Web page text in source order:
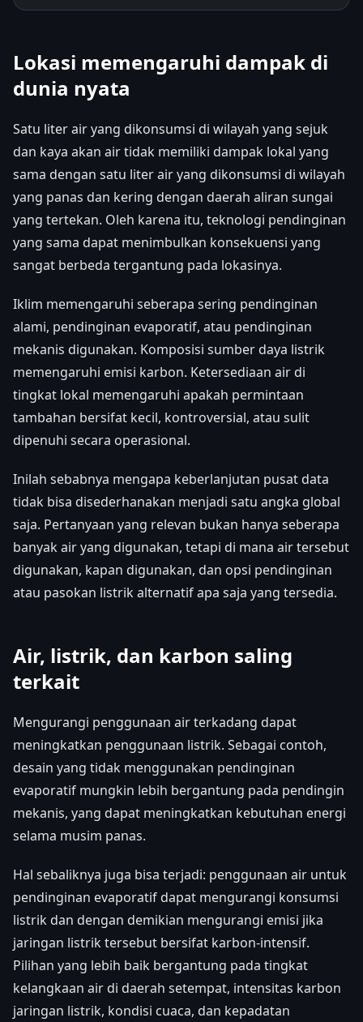
Lokasi memengaruhi dampak di
dunia nyata
Satu liter air yang dikonsumsi di wilayah yang sejuk
dan kaya akan air tidak memiliki dampak lokal yang
sama dengan satu liter air yang dikonsumsi di wilayah
yang panas dan kering dengan daerah aliran sungai
yang tertekan. Oleh karena itu, teknologi pendinginan
yang sama dapat menimbulkan konsekuensi yang
sangat berbeda tergantung pada lokasinya.
Iklim memengaruhi seberapa sering pendinginan
alami, pendinginan evaporatif, atau pendinginan
mekanis digunakan. Komposisi sumber daya listrik
memengaruhi emisi karbon. Ketersediaan air di
tingkat lokal memengaruhi apakah permintaan
tambahan bersifat kecil, kontroversial, atau sulit
dipenuhi secara operasional.
Inilah sebabnya mengapa keberlanjutan pusat data
tidak bisa disederhanakan menjadi satu angka global
saja. Pertanyaan yang relevan bukan hanya seberapa
banyak air yang digunakan, tetapi di mana air tersebut
digunakan, kapan digunakan, dan opsi pendinginan
atau pasokan listrik alternatif apa saja yang tersedia.
Air, listrik, dan karbon saling
terkait
Mengurangi penggunaan air terkadang dapat
meningkatkan penggunaan listrik. Sebagai contoh,
desain yang tidak menggunakan pendinginan
evaporatif mungkin lebih bergantung pada pendingin
mekanis, yang dapat meningkatkan kebutuhan energi
selama musim panas.
Hal sebaliknya juga bisa terjadi: penggunaan air untuk
pendinginan evaporatif dapat mengurangi konsumsi
listrik dan dengan demikian mengurangi emisi jika
jaringan listrik tersebut bersifat karbon-intensif.
Pilihan yang lebih baik bergantung pada tingkat
kelangkaan air di daerah setempat, intensitas karbon
jaringan listrik, kondisi cuaca, dan kepadatan